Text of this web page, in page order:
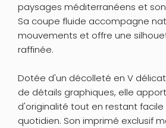
paysages méditerranéens et
Sa coupe fluide accompagne
mouvements et offre une
raffinée.
Dotée d'un décolleté en V
de détails graphiques, elle
d'originalité tout en restant
quotidien. Son imprimé exclusif